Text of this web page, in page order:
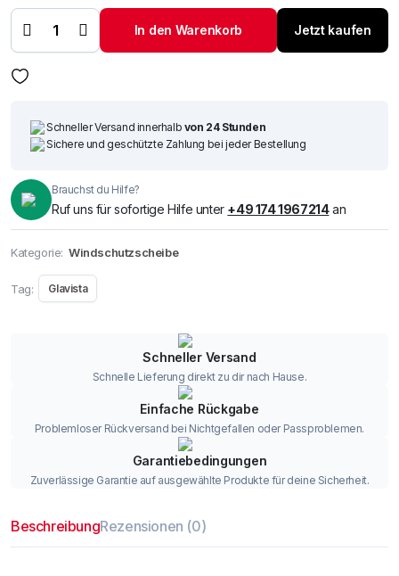
Windschutzscheibe
/ Frontscheibe
Toyota Hi-Lux 89-
Menge
In den Warenkorb Jetzt kaufen
Schneller Versand innerhalb von 24 Stunden
Sichere und geschützte Zahlung bei jeder Bestellung
Brauchst du Hilfe?
Ruf uns für sofortige Hilfe unter +49 174 1967214an
Kategorie: Windschutzscheibe
Tag: Glavista
Schneller Versand
Schnelle Lieferung direkt zu dir nach Hause.
Einfache Rückgabe
Problemloser Rückversand bei Nichtgefallen oder Passproblemen.
Garantiebedingungen
Zuverlässige Garantie auf ausgewählte Produkte für deine Sicherheit.
BeschreibungRezensionen (0)